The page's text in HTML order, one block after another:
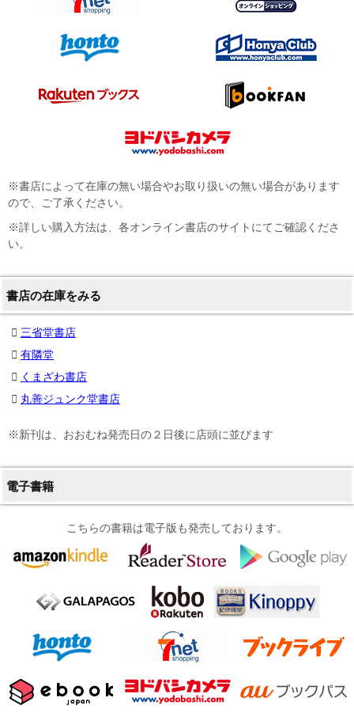
※書店によって在庫の無い場合やお取り扱いの無い場合があります
ので、ご了承ください。
※詳しい購入方法は、各オンライン書店のサイトにてご確認くださ
い。
書店の在庫をみる
三省堂書店
有隣堂
くまざわ書店
丸善ジュンク堂書店
※新刊は、おおむね発売日の２日後に店頭に並びます
電子書籍
こちらの書籍は電子版も発売しております。